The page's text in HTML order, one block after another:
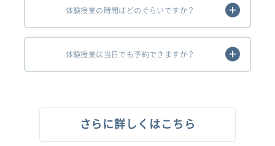
体験授業の時間はどのぐらいですか？
体験授業は当日でも予約できますか？
さらに詳しくはこちら